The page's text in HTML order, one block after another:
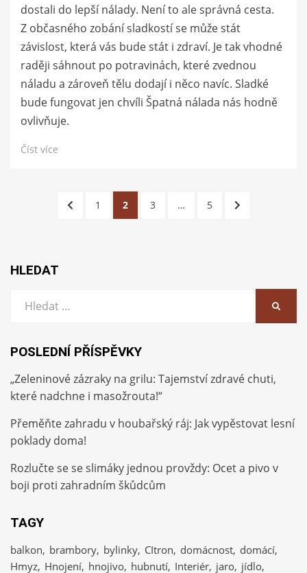
dostali do lepší nálady. Není to ale správná cesta.
Z občasného zobání sladkostí se může stát
závislost, která vás bude stát i zdraví. Je tak vhodné
raději sáhnout po potravinách, které zvednou
náladu a zároveň tělu dodají i něco navíc. Sladké
bude fungovat jen chvíli Špatná nálada nás hodně
ovlivňuje.
Číst více
StránkováníPŘEDCHOZÍ
STRÁNKA
STRÁNKA
1 STRÁNKA
2 STRÁNKA
3 … STRÁNKA
5
DALŠÍ
HLEDAT
POSLEDNÍ PŘÍSPĚVKY
„Zeleninové zázraky na grilu: Tajemství zdravé chuti,
které nadchne i masožrouta!“
Přeměňte zahradu v houbařský ráj: Jak vypěstovat lesní
poklady doma!
Rozlučte se se slimáky jednou provždy: Ocet a pivo v
boji proti zahradním škůdcům
TAGY
balkon brambory bylinky CItron domácnost domácí
Hmyz Hnojení hnojivo hubnutí Interiér jaro jídlo